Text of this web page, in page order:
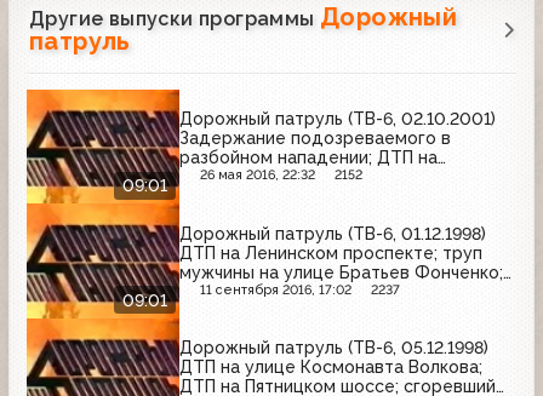
Другие выпуски программы Дорожный
патруль
09:01
Дорожный патруль (ТВ-6, 02.10.2001)
Задержание подозреваемого в
разбойном нападении; ДТП на
проспекте 60-летия Октября; ДТП на
26 мая 2016, 22:32 2152
09:01
Дорожный патруль (ТВ-6, 01.12.1998)
ДТП на Ленинском проспекте; труп
мужчины на улице Братьев Фонченко;
ДТП на Калужском шоссе
11 сентября 2016, 17:02 2237
Дорожный патруль (ТВ-6, 05.12.1998)
ДТП на улице Космонавта Волкова;
ДТП на Пятницком шоссе; сгоревший